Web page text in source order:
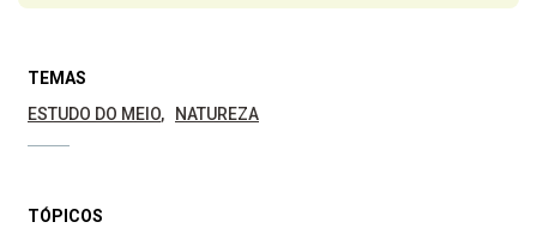
TEMAS
ESTUDO DO MEIO
NATUREZA
TÓPICOS